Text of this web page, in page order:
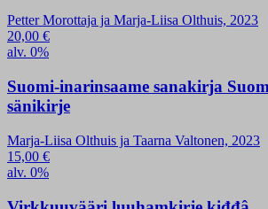
Petter Morottaja ja Marja-Liisa Olthuis, 2023
20,00 €
alv. 0%
Suomi-inarinsaame sanakirja
sänikirje
Marja-Liisa Olthuis ja Taarna Valtonen, 2023
15,00 €
alv. 0%